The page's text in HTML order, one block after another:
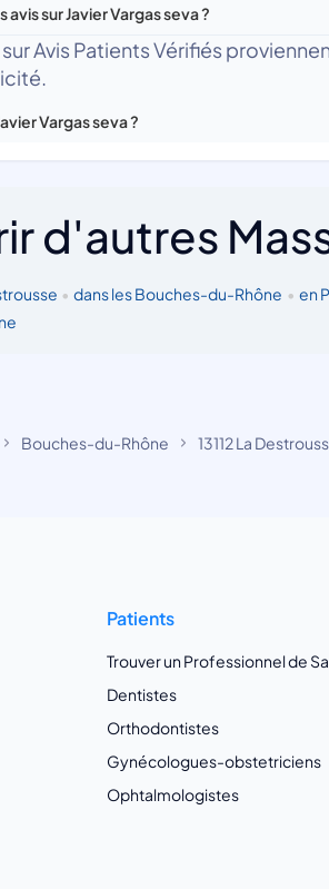
sur Javier Vargas seva ?
sur Avis Patients Vérifiés
Vargas seva ?
d'autres
• dans les Bouches-du-Rhône • en
Bouches-du-Rhône 13112 La
Patients
Trouver un Professionnel de
Dentistes
Orthodontistes
Gynécologues-obstetriciens
Ophtalmologistes